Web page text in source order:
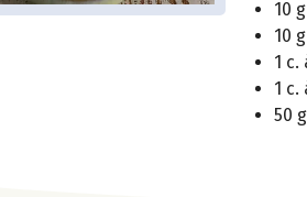
10
10
1 c.
1 c.
50